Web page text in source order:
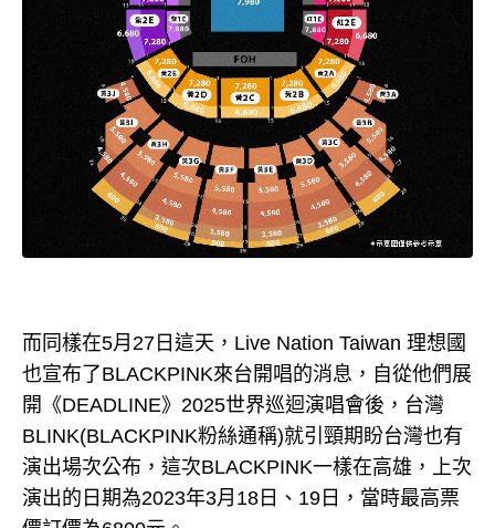
而同樣在5月27日這天，Live Nation Taiwan 理想國
也宣布了BLACKPINK來台開唱的消息，自從他們展
開《DEADLINE》2025世界巡迴演唱會後，台灣
BLINK(BLACKPINK粉絲通稱)就引頸期盼台灣也有
演出場次公布，這次BLACKPINK一樣在高雄，上次
演出的日期為2023年3月18日、19日，當時最高票